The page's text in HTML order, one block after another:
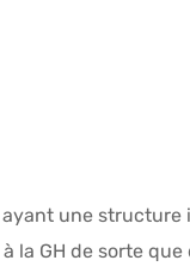
une
la GH de sorte